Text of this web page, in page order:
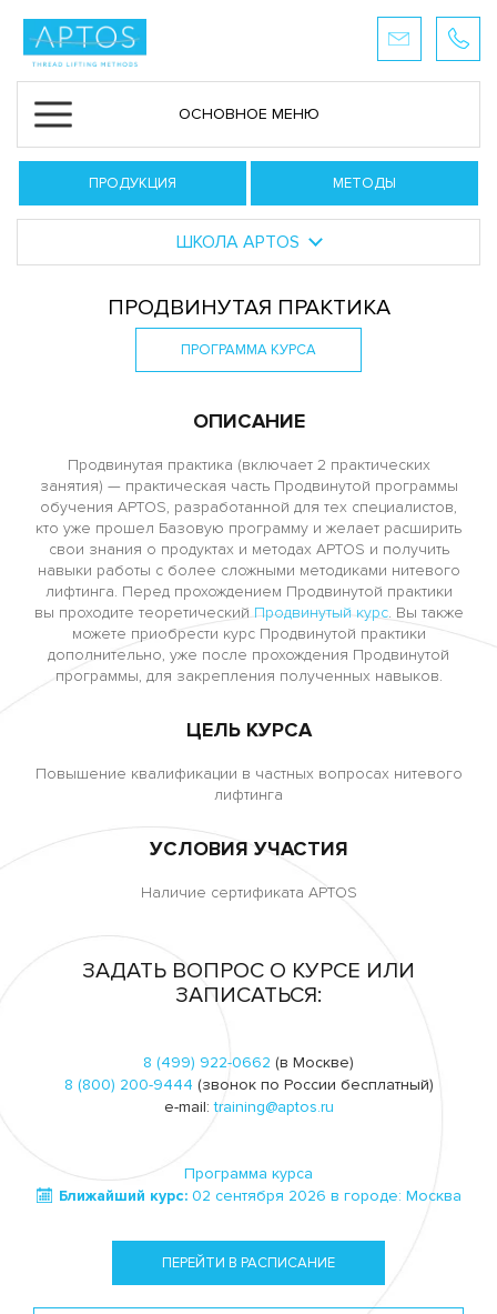
ОСНОВНОЕ МЕНЮ
ПРОДУКЦИЯ МЕТОДЫ
ШКОЛА APTOS
ПРОДВИНУТАЯ ПРАКТИКА
ПРОГРАММА КУРСА
ОПИСАНИЕ
Продвинутая практика (включает 2 практических
занятия) — практическая часть Продвинутой программы
обучения APTOS, разработанной для тех специалистов,
кто уже прошел Базовую программу и желает расширить
свои знания о продуктах и методах APTOS и получить
навыки работы с более сложными методиками нитевого
лифтинга. Перед прохождением Продвинутой практики
вы проходите теоретический Продвинутый курс. Вы также
можете приобрести курс Продвинутой практики
дополнительно, уже после прохождения Продвинутой
программы, для закрепления полученных навыков.
ЦЕЛЬ КУРСА
Повышение квалификации в частных вопросах нитевого
лифтинга
УСЛОВИЯ УЧАСТИЯ
Наличие сертификата APTOS
ЗАДАТЬ ВОПРОС О КУРСЕ ИЛИ
ЗАПИСАТЬСЯ:
8 (499) 922-0662 (в Москве)
8 (800) 200-9444 (звонок по России бесплатный)
e-mail:training@aptos.ru
Программа курса
Ближайший курс: 02 сентября 2026 в городе: Москва
ПЕРЕЙТИ В РАСПИСАНИЕ